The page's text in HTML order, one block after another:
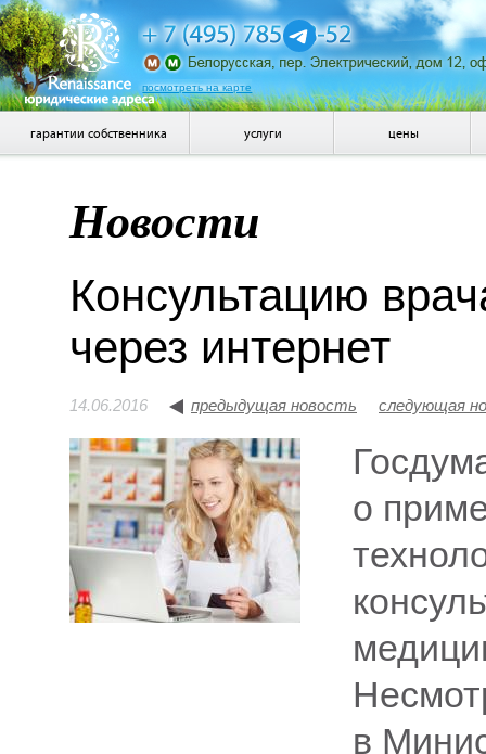
посмотреть на карте
гарантии собственника услуги цены
Новости
Консультацию
через интернет
14.06.2016 предыдущая новость следующая
о
в